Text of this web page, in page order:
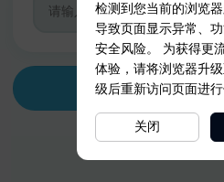
检测到您当前的浏览
导致页面显示异常、
安全风险。 为获得更
体验，请将浏览器升
级后重新访问页面进行
关闭